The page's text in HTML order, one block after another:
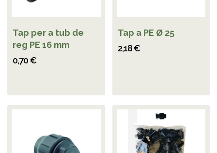
Tap per a tub de
reg PE 16 mm
0,70 €
Tap a PE Ø 25
2,18 €